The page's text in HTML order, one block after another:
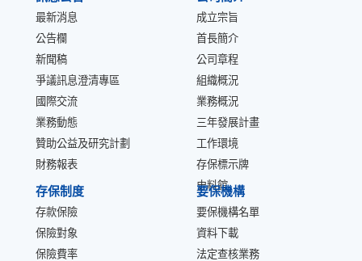
最新消息
公告欄
新聞稿
爭議訊息澄清專區
國際交流
業務動態
贊助公益及研究計劃
財務報表
成立宗旨
首長簡介
公司章程
組織概況
業務概況
三年發展計畫
工作環境
存保標示牌
史料館
存保制度
存款保險
保險對象
保險費率
要保機構
要保機構名單
資料下載
法定查核業務